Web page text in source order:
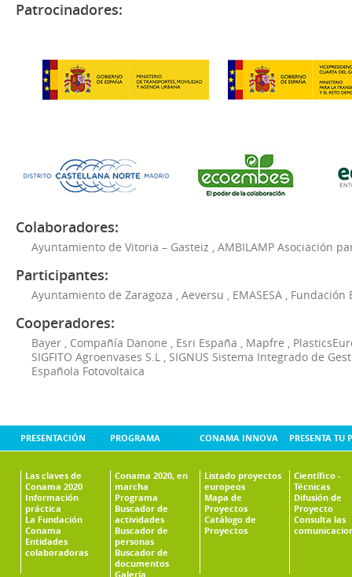
Patrocinadores:
Colaboradores:
Ayuntamiento de Vitoria – Gasteiz AMBILAMP Asociación
Participantes:
Ayuntamiento de Zaragoza Aeversu EMASESA Fundación
Cooperadores:
Bayer Compañía Danone Esri España Mapfre
SIGFITO Agroenvases S.L
SIGNUS Sistema Integrado de
Española Fotovoltaica
PRESENTACIÓN
Las claves de
Conama 2020
Información
práctica
La Fundación
Conama
Entidades
colaboradoras
PROGRAMA
Conama 2020, en
marcha
Programa
Buscador de
actividades
Buscador de
personas
Buscador de
documentos
Galería
CONAMA INNOVA
Listado proyectos
europeos
Mapa de
Proyectos
Catálogo de
Proyectos
PRESENTA TU
Científico -
Técnicas
Difusión de
Proyecto
Consulta las